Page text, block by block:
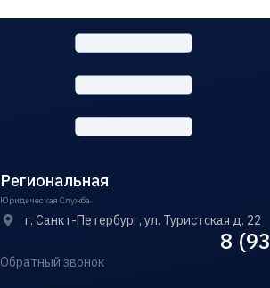
Региональная
Юридическая Служба
г. Санкт-Петербург, ул. Туристская д. 22
8
Обратный звонок